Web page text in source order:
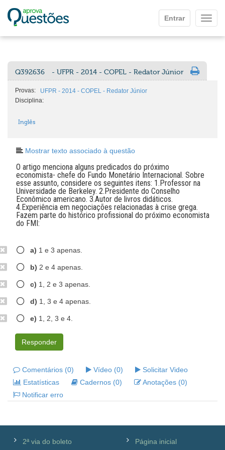
Entrar
Q392636 - UFPR - 2014 - COPEL - Redator Júnior
Provas:
UFPR - 2014 - COPEL - Redator Júnior
Disciplina:
Inglês
Mostrar texto associado à questão
O artigo menciona alguns predicados do próximo
economista- chefe do Fundo Monetário Internacional. Sobre
esse assunto, considere os seguintes itens: 1.Professor na
Universidade de Berkeley. 2.Presidente do Conselho
Econômico americano. 3.Autor de livros didáticos.
4.Experiência em negociações relacionadas à crise grega.
Fazem parte do histórico profissional do próximo economista
do FMI:
a) 1 e 3 apenas.
b) 2 e 4 apenas.
c) 1, 2 e 3 apenas.
d) 1, 3 e 4 apenas.
e) 1, 2, 3 e 4.
Responder
Comentários (0) Vídeo (0)
Solicitar Video
Estatísticas
Cadernos (0)
Anotações (0)
Notificar erro
2ª via do boleto
Página inicial